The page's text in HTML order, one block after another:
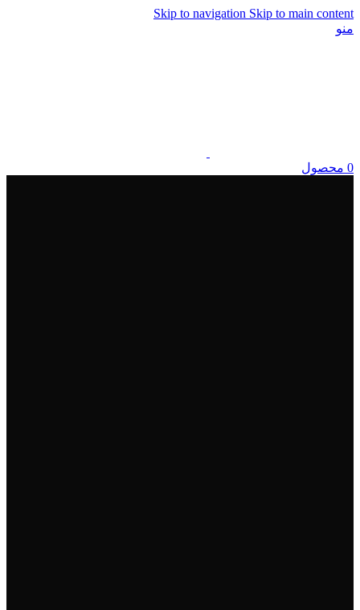
Skip to navigation Skip to main content
منو
0 محصول